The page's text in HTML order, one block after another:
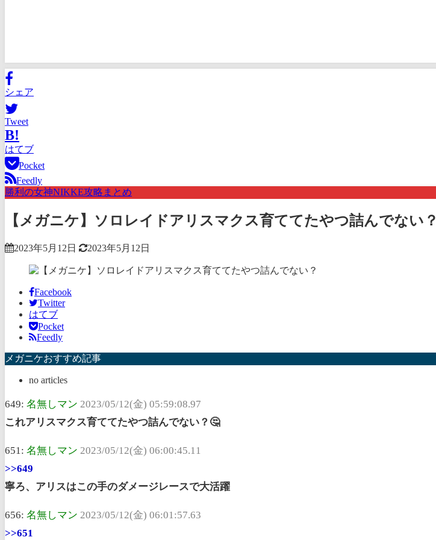
シェア
Tweet
B!
はてブ
Pocket
Feedly
勝利の女神NIKKE攻略まとめ
【メガニケ】ソロレイドアリスマクス育ててたやつ詰んでない？
2023年5月12日 2023年5月12日
Facebook
Twitter
はてブ
Pocket
Feedly
メガニケおすすめ記事
no articles
649: 名無しマン 2023/05/12(金) 05:59:08.97
これアリスマクス育ててたやつ詰んでない？🤔
651: 名無しマン 2023/05/12(金) 06:00:45.11
>>649
寧ろ、アリスはこの手のダメージレースで大活躍
656: 名無しマン 2023/05/12(金) 06:01:57.63
>>651